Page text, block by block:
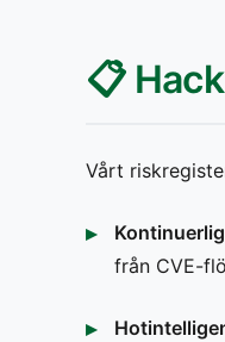
📋
Vårt
från CVE-